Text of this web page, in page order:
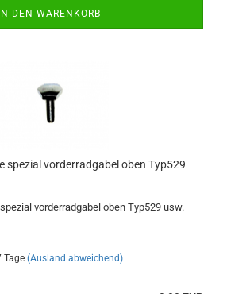
IN DEN WARENKORB
spezial vorderradgabel oben Typ529
vorderradgabel oben Typ529 usw.
Tage (Ausland abweichend)